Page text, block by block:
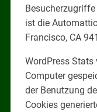
ist die
Francisco, CA
WordPress Stats
Computer
der Benutzung
Cookies